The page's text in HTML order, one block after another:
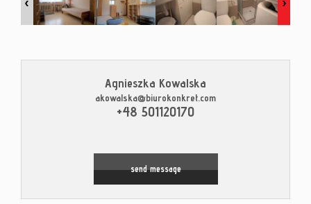
Leaflet © MapTiler©
Agnieszka Kowalska
akowalska@biurokonkret.com
+48 501120170
send message